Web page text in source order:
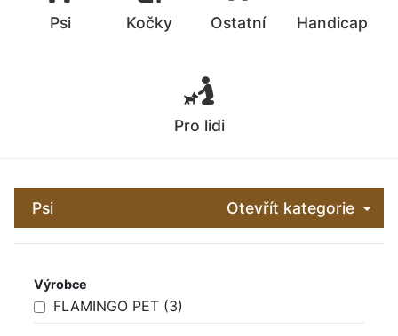
Psi Kočky Ostatní Handicap
Pro lidi
Psi Otevřít kategorie
Výrobce
FLAMINGO PET (3)